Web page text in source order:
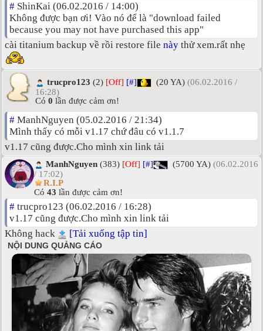
# ShinKai (06.02.2016 / 14:00)
Không được bạn ơi! Vào nó để là "download failed
because you may not have purchased this app"
cài titanium backup về rồi restore file này thử xem.rất nhẹ
trucpro123 (2) [Off] [#] (20 YA) (06.02.2016 /
16:28)
Có 0 lần được cảm ơn!
# ManhNguyen (05.02.2016 / 21:34)
Mình thấy có mỗi v1.17 chứ đâu có v1.1.7
v1.17 cũng được.Cho mình xin link tải
ManhNguyen (383) [Off] [#] (5700 YA) (06.02.2016
/ 17:02)
R.I.P
Có 43 lần được cảm ơn!
# trucpro123 (06.02.2016 / 16:28)
v1.17 cũng được.Cho mình xin link tải
Không hack
[Tải xuống tập tin]